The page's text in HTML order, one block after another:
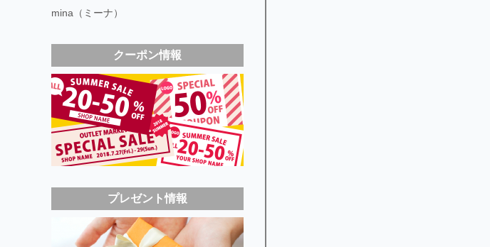
mina（ミーナ）
クーポン情報
プレゼント情報